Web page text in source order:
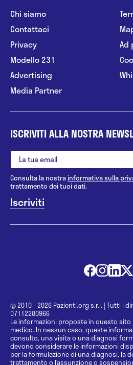
Chi siamo
Contattaci
Privacy
Modello 231
Advertising
Media Partner
Ad
ISCRIVITI ALLA NOSTRA
Consulta la nostrainformativa sulla
trattamento dei tuoi dati.
@ 2010 - 2026 Pazienti.org s.r.l. | Tutti i
07112280966
Le informazioni proposte in questo
medico. In nessun caso, queste
consulto, una visita o una diagnosi
devono considerare le informazioni
per la formulazione di una diagnosi, la
trattamento o l’assunzione o